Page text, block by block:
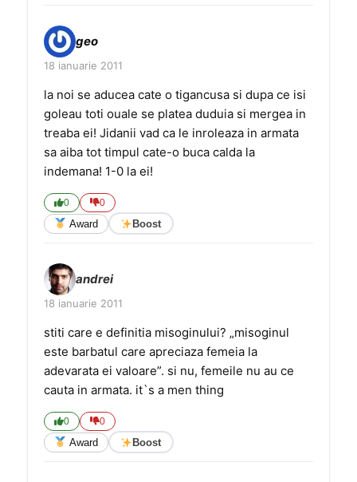
geo
18 ianuarie 2011
la noi se aducea cate o tigancusa si dupa ce isi
goleau toti ouale se platea duduia si mergea in
treaba ei! Jidanii vad ca le inroleaza in armata
sa aiba tot timpul cate-o buca calda la
indemana! 1-0 la ei!
0 0
Award Boost
andrei
18 ianuarie 2011
stiti care e definitia misoginului? „misoginul
este barbatul care apreciaza femeia la
adevarata ei valoare”. si nu, femeile nu au ce
cauta in armata. it`s a men thing
0 0
Award Boost